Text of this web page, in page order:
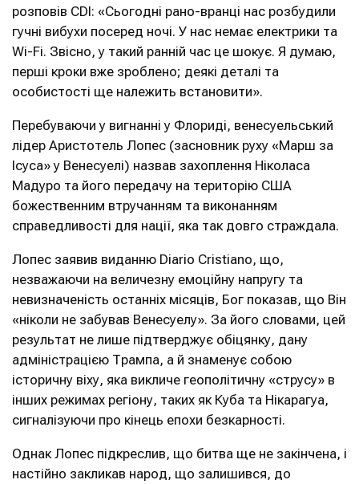
розповів CDI: «Сьогодні рано-вранці нас розбудили
гучні вибухи посеред ночі. У нас немає електрики та
Wi-Fi. Звісно, ​​у такий ранній час це шокує. Я думаю,
перші кроки вже зроблено; деякі деталі та
особистості ще належить встановити».
Перебуваючи у вигнанні у Флориді, венесуельський
лідер Аристотель Лопес (засновник руху «Марш за
Ісуса» у Венесуелі) назвав захоплення Ніколаса
Мадуро та його передачу на територію США
божественним втручанням та виконанням
справедливості для нації, яка так довго страждала.
Лопес заявив виданню Diario Cristiano, що,
незважаючи на величезну емоційну напругу та
невизначеність останніх місяців, Бог показав, що Він
«ніколи не забував Венесуелу». За його словами, цей
результат не лише підтверджує обіцянку, дану
адміністрацією Трампа, а й знаменує собою
історичну віху, яка викличе геополітичну «струсу» в
інших режимах регіону, таких як Куба та Нікарагуа,
сигналізуючи про кінець епохи безкарності.
Однак Лопес підкреслив, що битва ще не закінчена, і
настійно закликав народ, що залишився, до